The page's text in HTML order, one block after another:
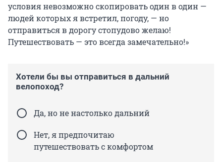
условия невозможно скопировать один в один —
людей которых я встретил, погоду, — но
отправиться в дорогу стопудово желаю!
Путешествовать — это всегда замечательно!»
Хотели бы вы отправиться в дальний
велопоход?
Да, но не настолько дальний
Нет, я предпочитаю
путешествовать с комфортом